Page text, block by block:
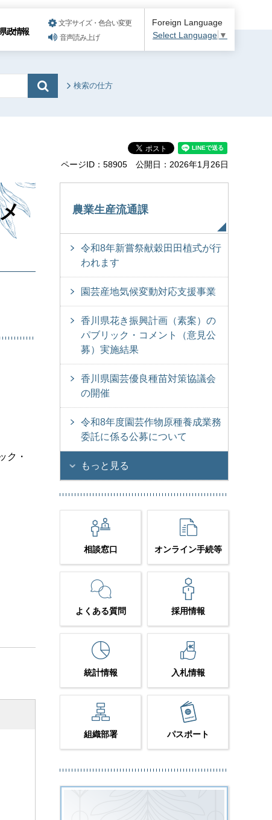
県政情報
文字サイズ・色合い変更
音声読み上げ
Foreign Language
Select Language ▼
検索の仕方
ページID：58905 公開日：2026年1月26日
ク・
農業生産流通課
令和8年新嘗祭献穀田田植式が行
われます
園芸産地気候変動対応支援事業
香川県花き振興計画（素案）の
パブリック・コメント（意見公
募）実施結果
香川県園芸優良種苗対策協議会
の開催
令和8年度園芸作物原種養成業務
委託に係る公募について
もっと見る
相談窓口 オンライン手続等
よくある質問 採用情報
統計情報 入札情報
組織部署 パスポート